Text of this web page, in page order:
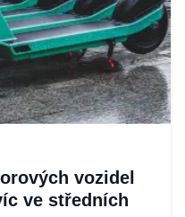
vozidel
ve středních